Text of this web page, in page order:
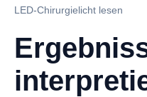
LED-Chirurgielicht lesen